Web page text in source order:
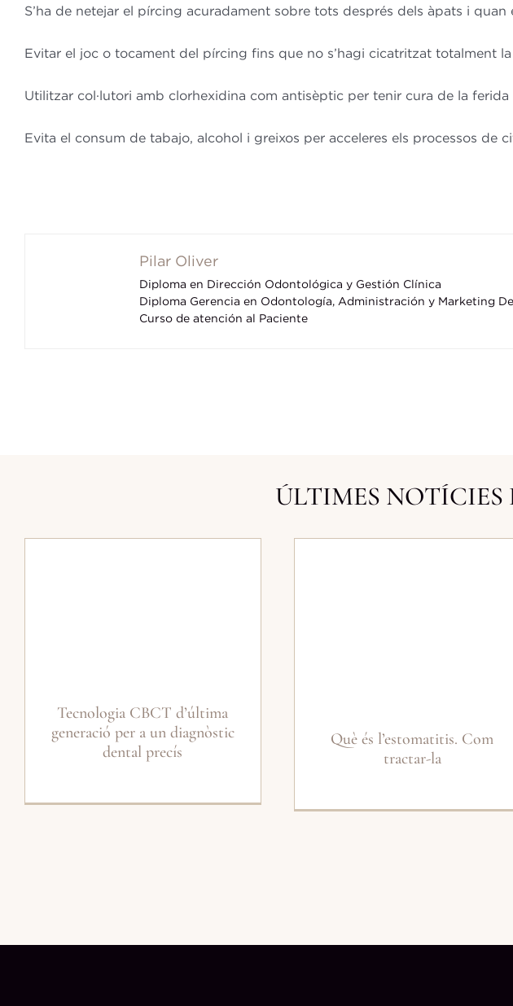
S’ha de netejar el pírcing acuradament sobre tots després dels àpats i quan
Evitar el joc o tocament del pírcing fins que no s’hagi cicatritzat totalment
Utilitzar col·lutori amb clorhexidina com antisèptic per tenir cura de la ferida
Evita el consum de tabajo, alcohol i greixos per acceleres els processos de
Pilar Oliver
Diploma en Dirección Odontológica y Gestión Clínica
Diploma Gerencia en Odontología, Administración y Marketing
Curso de atención al Paciente
ÚLTIMES NOTÍCIES
Tecnologia CBCT d’última
generació per a un diagnòstic
dental precís
Què és l’estomatitis. Com
tractar-la